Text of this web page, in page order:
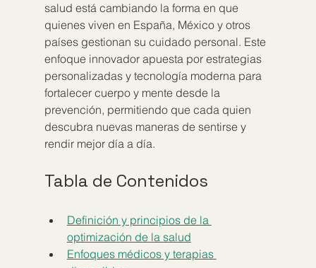
salud está cambiando la forma en que
quienes viven en España, México y otros
países gestionan su cuidado personal. Este
enfoque innovador apuesta por estrategias
personalizadas y tecnología moderna para
fortalecer cuerpo y mente desde la
prevención, permitiendo que cada quien
descubra nuevas maneras de sentirse y
rendir mejor día a día.
Tabla de Contenidos
Definición y principios de la
optimización de la salud
Enfoques médicos y terapias